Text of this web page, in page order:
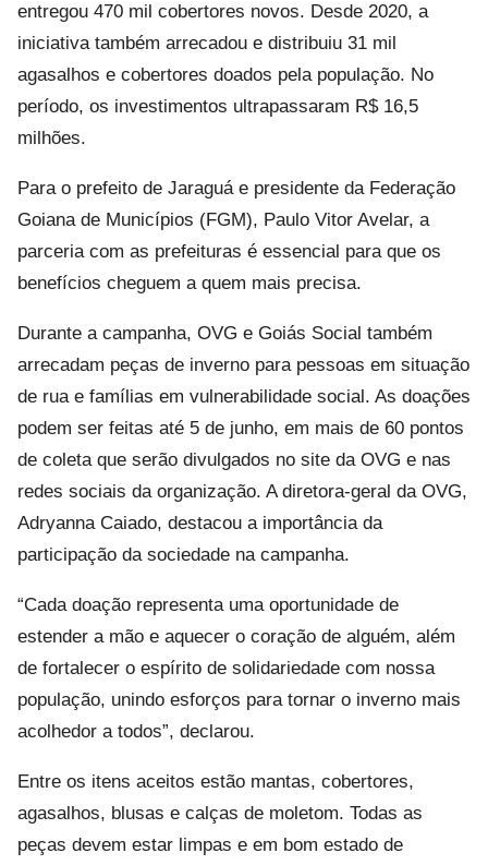
entregou 470 mil cobertores novos. Desde 2020, a
iniciativa também arrecadou e distribuiu 31 mil
agasalhos e cobertores doados pela população. No
período, os investimentos ultrapassaram R$ 16,5
milhões.
Para o prefeito de Jaraguá e presidente da Federação
Goiana de Municípios (FGM), Paulo Vitor Avelar, a
parceria com as prefeituras é essencial para que os
benefícios cheguem a quem mais precisa.
Durante a campanha, OVG e Goiás Social também
arrecadam peças de inverno para pessoas em situação
de rua e famílias em vulnerabilidade social. As doações
podem ser feitas até 5 de junho, em mais de 60 pontos
de coleta que serão divulgados no site da OVG e nas
redes sociais da organização. A diretora-geral da OVG,
Adryanna Caiado, destacou a importância da
participação da sociedade na campanha.
“Cada doação representa uma oportunidade de
estender a mão e aquecer o coração de alguém, além
de fortalecer o espírito de solidariedade com nossa
população, unindo esforços para tornar o inverno mais
acolhedor a todos”, declarou.
Entre os itens aceitos estão mantas, cobertores,
agasalhos, blusas e calças de moletom. Todas as
peças devem estar limpas e em bom estado de